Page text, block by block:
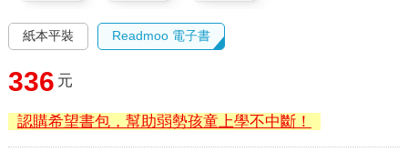
紙本平裝 Readmoo 電子書
336 元
認購希望書包，幫助弱勢孩童上學不中斷！